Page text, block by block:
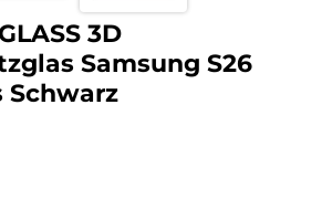
3D
Samsung S26
Schwarz